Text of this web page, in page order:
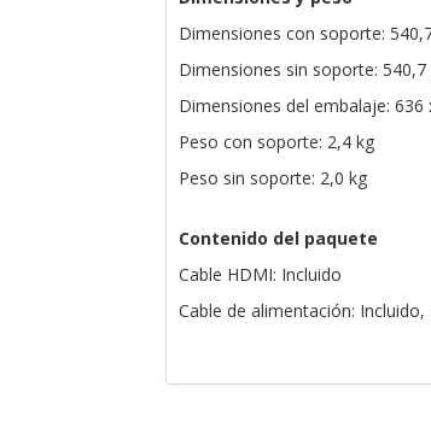
Dimensiones con soporte:
Dimensiones sin soporte:
Dimensiones del embalaje: 636
Peso con soporte: 2,4 kg
Peso sin soporte: 2,0 kg
Contenido del paquete
Cable HDMI: Incluido
Cable de alimentación: Incluido,